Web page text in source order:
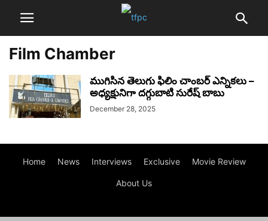
Film Chamber
ముగిసిన తెలుగు ఫిలిం చాంబర్ ఎన్నికలు –
అధ్యక్షునిగా దగ్గుబాటి సురేష్ బాబు
December 28, 2025
Home News Interviews Exclusive Movie Review
About Us